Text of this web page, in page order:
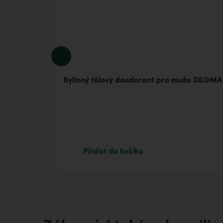
Bylinný tělový deodorant pro muže
Přidat do košíku